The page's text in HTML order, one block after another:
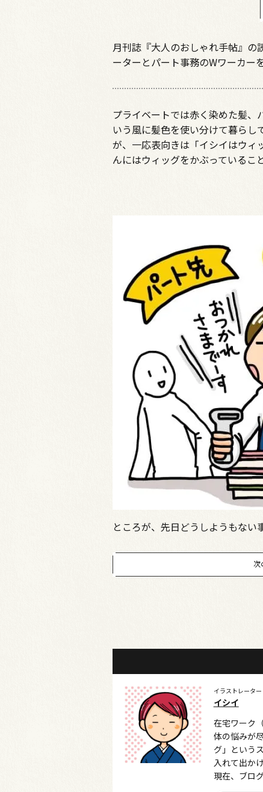
月刊誌『大人のおしゃれ手帖』
ーターとパート事務のWワーカー
プライベートでは赤く染めた髪、
いう風に髪色を使い分けて暮ら
が、一応表向きは「イシイはウィ
んにはウィッグをかぶっているこ
ところが、先日どうしようもない
次
イラストレーター
イシイ
在宅ワーク
体の悩みが
グ」という
入れて出か
現在、ブロ